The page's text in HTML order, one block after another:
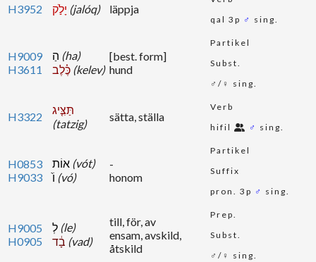
H3952 (jalóq) läppja
qal 3p ♂ sing.
H9009
H3611
(ha)
(kelev)
[best. form]
hund
Partikel
Subst.
♂/♀ sing.
H3322
תַּצִּ֤יג
(tatzig)
sätta, ställa
Verb
hifil
♂ sing.
H0853
H9033
(vót)
(vó)
-
honom
Partikel
Suffix
pron. 3p ♂ sing.
H9005
H0905
(le)
(vad)
till, för, av
ensam, avskild,
åtskild
Prep.
Subst.
♂/♀ sing.